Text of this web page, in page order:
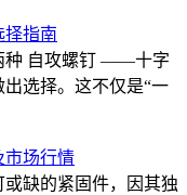
择指南
自攻螺钉 ——十字
选择。这不仅是“一
市场行情
缺的紧固件，因其独